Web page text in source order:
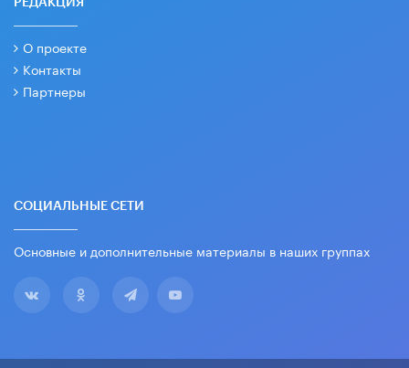
О проекте
Контакты
Партнеры
СОЦИАЛЬНЫЕ СЕТИ
Основные и дополнительные материалы в наших группах